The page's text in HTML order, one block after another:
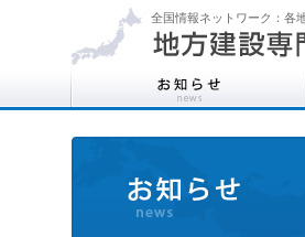
全国情報ネットワーク：各